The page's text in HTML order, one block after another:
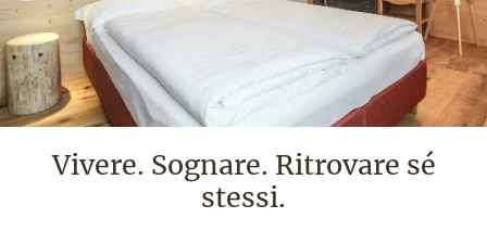
Vivere. Sognare. Ritrovare sé
stessi.